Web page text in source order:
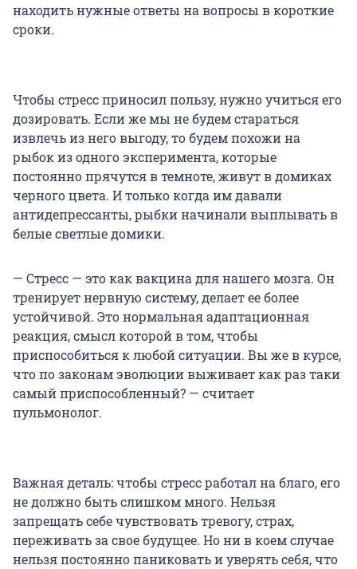
находить нужные ответы на вопросы в короткие
сроки.
Чтобы стресс приносил пользу, нужно учиться его
дозировать. Если же мы не будем стараться
извлечь из него выгоду, то будем похожи на
рыбок из одного эксперимента, которые
постоянно прячутся в темноте, живут в домиках
черного цвета. И только когда им давали
антидепрессанты, рыбки начинали выплывать в
белые светлые домики.
— Стресс — это как вакцина для нашего мозга. Он
тренирует нервную систему, делает ее более
устойчивой. Это нормальная адаптационная
реакция, смысл которой в том, чтобы
приспособиться к любой ситуации. Вы же в курсе,
что по законам эволюции выживает как раз таки
самый приспособленный? — считает
пульмонолог.
Важная деталь: чтобы стресс работал на благо, его
не должно быть слишком много. Нельзя
запрещать себе чувствовать тревогу, страх,
переживать за свое будущее. Но ни в коем случае
нельзя постоянно паниковать и уверять себя, что